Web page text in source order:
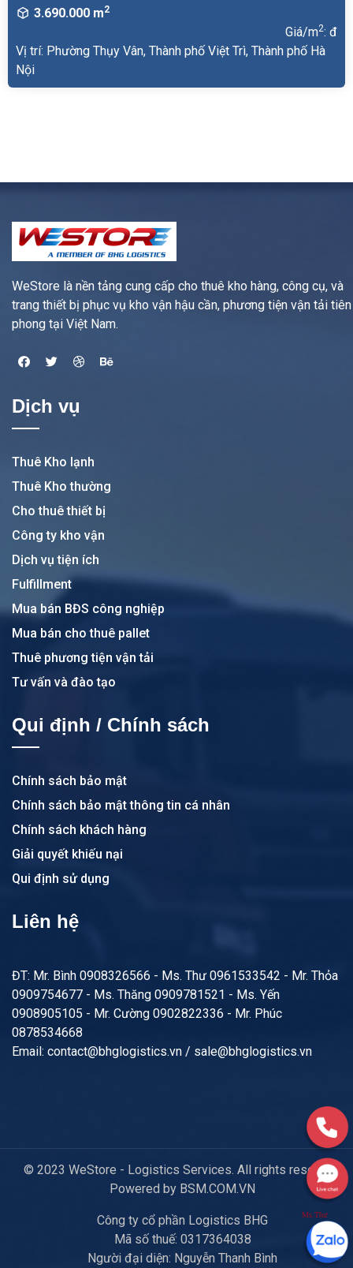
3.690.000 m2
Giá/m2: đ
Vị trí: Phường Thụy Vân, Thành phố Việt Trì, Thành phố Hà
Nội
WeStore là nền tảng cung cấp cho thuê kho hàng, công cụ, và
trang thiết bị phục vụ kho vận hậu cần, phương tiện vận tải tiên
phong tại Việt Nam.
Dịch vụ
Thuê Kho lạnh
Thuê Kho thường
Cho thuê thiết bị
Công ty kho vận
Dịch vụ tiện ích
Fulfillment
Mua bán BĐS công nghiệp
Mua bán cho thuê pallet
Thuê phương tiện vận tải
Tư vấn và đào tạo
Qui định / Chính sách
Chính sách bảo mật
Chính sách bảo mật thông tin cá nhân
Chính sách khách hàng
Giải quyết khiếu nại
Qui định sử dụng
Liên hệ
ĐT: Mr. Bình 0908326566 - Ms. Thư 0961533542 - Mr. Thỏa
0909754677 - Ms. Thăng 0909781521 - Ms. Yến
0908905105 - Mr. Cường 0902822336 - Mr. Phúc
0878534668
Email: contact@bhglogistics.vn / sale@bhglogistics.vn
© 2023 WeStore - Logistics Services. All rights reserved.
Powered by BSM.COM.VN
Công ty cổ phần Logistics BHG
Mã số thuế: 0317364038
Người đại diện: Nguyễn Thanh Bình
Ms.Thư